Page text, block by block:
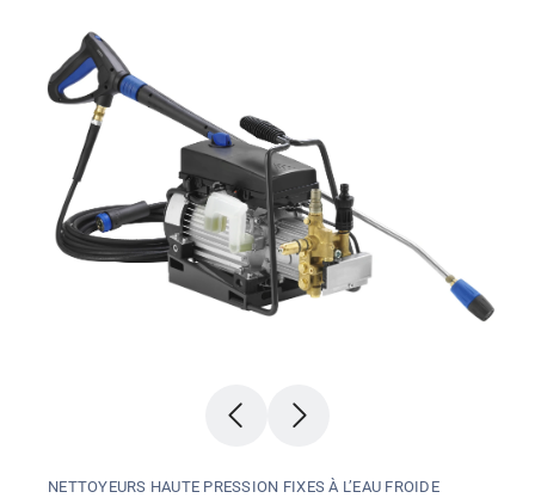
NETTOYEURS HAUTE PRESSION FIXES À L’EAU FROIDE